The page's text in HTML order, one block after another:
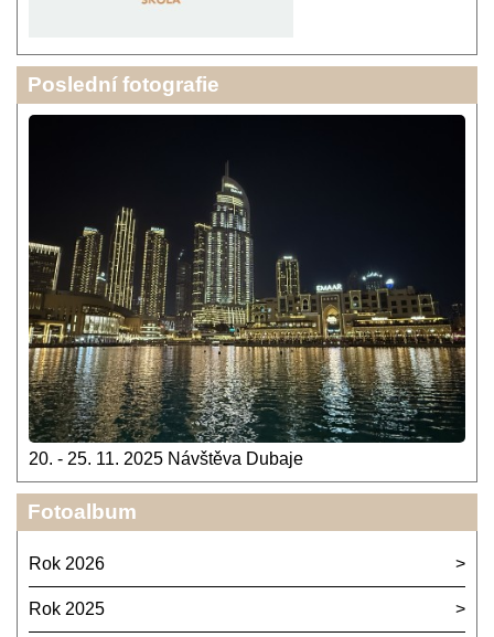
Poslední fotografie
20. - 25. 11. 2025 Návštěva Dubaje
Fotoalbum
Rok 2026
Rok 2025